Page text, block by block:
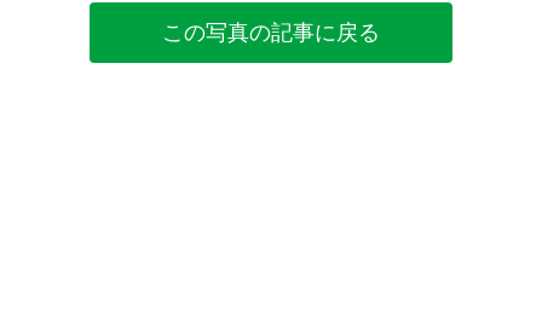
この写真の記事に戻る